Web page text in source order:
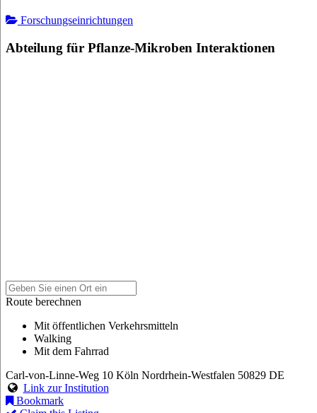
Forschungseinrichtungen
Abteilung für Pflanze-Mikroben Interaktionen
Route berechnen
Mit öffentlichen Verkehrsmitteln
Walking
Mit dem Fahrrad
Carl-von-Linne-Weg 10 Köln Nordrhein-Westfalen 50829 DE
Link zur Institution
Bookmark